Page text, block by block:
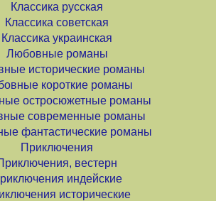
Классика русская
Классика советская
Классика украинская
Любовные романы
исторические романы
короткие романы
остросюжетные романы
современные романы
фантастические романы
Приключения
вестерн
индейские
исторические